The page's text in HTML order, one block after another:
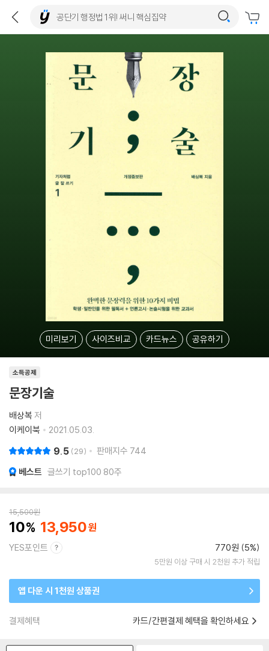
미리보기 사이즈비교 카드뉴스 공유하기
소득공제
문장기술
배상복 저
이케이북
2021.05.03.
9.5 29 판매지수 744
베스트 글쓰기 top100 80주
15,500원
10 13,950
YES포인트 770원 (5%)
5만원 이상 구매 시 2천원 추가 적립
앱 다운 시 1천원 상품권
결제혜택 카드/간편결제 혜택을 확인하세요